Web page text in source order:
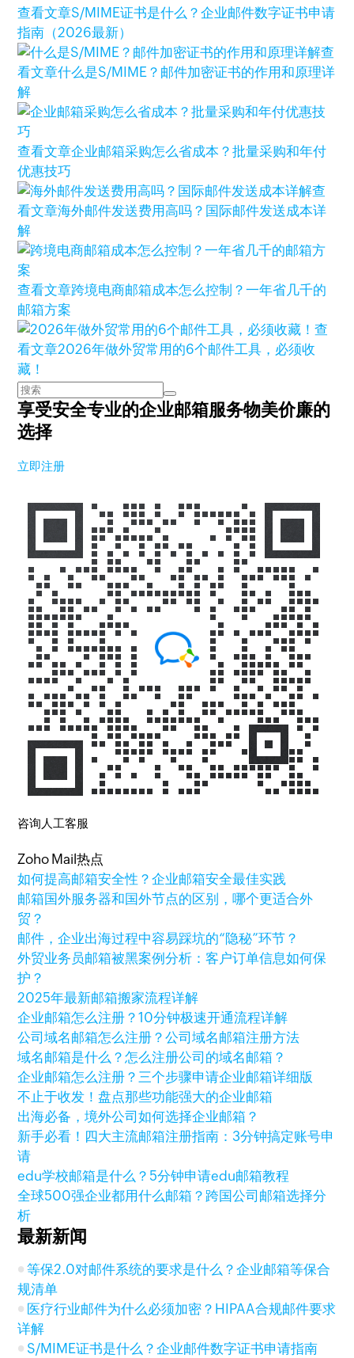
查看文章S/MIME证书是什么？企业邮件数字证书申请
指南（2026最新）
查
看文章什么是S/MIME？邮件加密证书的作用和原理详
解
查看文章企业邮箱采购怎么省成本？批量采购和年付
优惠技巧
查
看文章海外邮件发送费用高吗？国际邮件发送成本详
解
查看文章跨境电商邮箱成本怎么控制？一年省几千的
邮箱方案
查
看文章2026年做外贸常用的6个邮件工具，必须收
藏！
享受安全专业的企业邮箱服务物美价廉的
选择
立即注册
咨询人工客服
Zoho Mail热点
如何提高邮箱安全性？企业邮箱安全最佳实践
邮箱国外服务器和国外节点的区别，哪个更适合外
贸？
邮件，企业出海过程中容易踩坑的“隐秘”环节？
外贸业务员邮箱被黑案例分析：客户订单信息如何保
护？
2025年最新邮箱搬家流程详解
企业邮箱怎么注册？10分钟极速开通流程详解
公司域名邮箱怎么注册？公司域名邮箱注册方法
域名邮箱是什么？怎么注册公司的域名邮箱？
企业邮箱怎么注册？三个步骤申请企业邮箱详细版
不止于收发！盘点那些功能强大的企业邮箱
出海必备，境外公司如何选择企业邮箱？
新手必看！四大主流邮箱注册指南：3分钟搞定账号申
请
edu学校邮箱是什么？5分钟申请edu邮箱教程
全球500强企业都用什么邮箱？跨国公司邮箱选择分
析
最新新闻
等保2.0对邮件系统的要求是什么？企业邮箱等保合
规清单
医疗行业邮件为什么必须加密？HIPAA合规邮件要求
详解
S/MIME证书是什么？企业邮件数字证书申请指南